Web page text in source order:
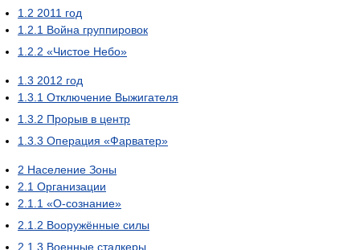
1.2 2011 год
1.2.1 Война группировок
1.2.2 «Чистое Небо»
1.3 2012 год
1.3.1 Отключение Выжигателя
1.3.2 Прорыв в центр
1.3.3 Операция «Фарватер»
2 Население Зоны
2.1 Организации
2.1.1 «О-сознание»
2.1.2 Вооружённые силы
2.1.3 Военные сталкеры